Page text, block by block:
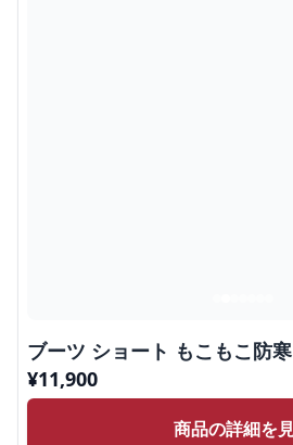
ブーツ ショート もこもこ防
¥11,900
商品の詳細を